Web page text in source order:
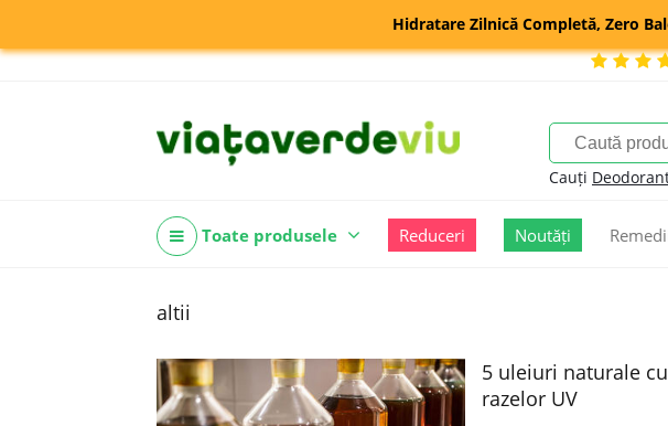
Hidratare Zilnică Completă, Zero
Cauți
Toate produsele Reduceri Noutăți
altii
5 uleiuri naturale
razelor UV